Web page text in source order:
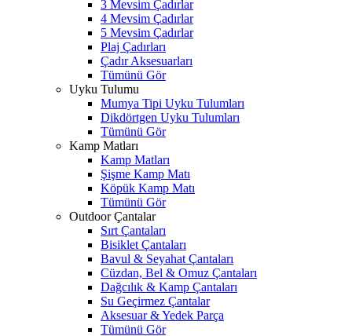
3 Mevsim Çadırlar
4 Mevsim Çadırlar
5 Mevsim Çadırlar
Plaj Çadırları
Çadır Aksesuarları
Tümünü Gör
Uyku Tulumu
Mumya Tipi Uyku Tulumları
Dikdörtgen Uyku Tulumları
Tümünü Gör
Kamp Matları
Kamp Matları
Şişme Kamp Matı
Köpük Kamp Matı
Tümünü Gör
Outdoor Çantalar
Sırt Çantaları
Bisiklet Çantaları
Bavul & Seyahat Çantaları
Cüzdan, Bel & Omuz Çantaları
Dağcılık & Kamp Çantaları
Su Geçirmez Çantalar
Aksesuar & Yedek Parça
Tümünü Gör